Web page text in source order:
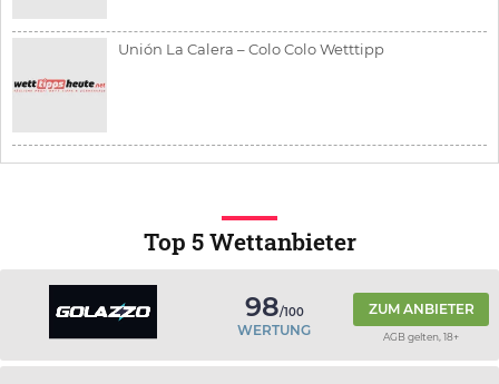
Unión La Calera – Colo Colo Wetttipp
Top 5 Wettanbieter
98/100
WERTUNG
ZUM ANBIETER
AGB gelten, 18+